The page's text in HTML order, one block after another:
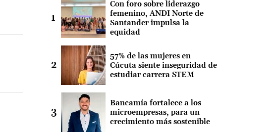
Con foro sobre liderazgo
femenino, ANDI Norte de
Santander impulsa la
equidad
57% de las mujeres en
Cúcuta siente inseguridad de
estudiar carrera STEM
Bancamía fortalece a los
microempresas, para un
crecimiento más sostenible